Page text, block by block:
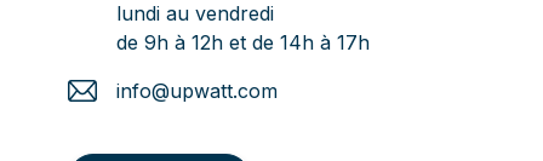
lundi au vendredi
de 9h à 12h et de 14h à 17h
info@upwatt.com